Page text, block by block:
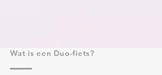
Wat is een Duo-fiets?